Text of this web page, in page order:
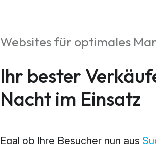
Web
Websites für optimales
Ihr bester
Nacht im Einsatz
Egal ob Ihre Besucher nun aus